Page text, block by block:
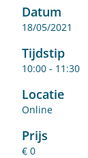
Datum
18/05/2021
Tijdstip
10:00 - 11:30
Locatie
Online
Prijs
€ 0